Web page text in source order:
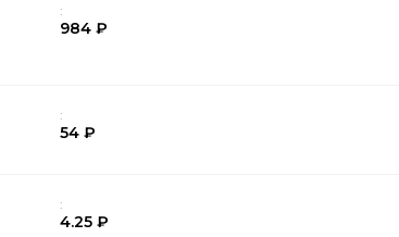
:
984 ₽
:
54 ₽
:
4.25 ₽